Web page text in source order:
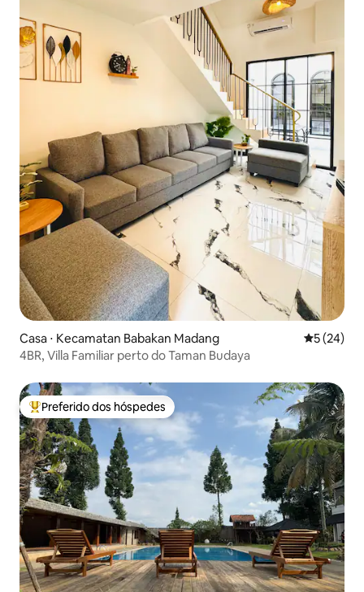
Casa ⋅ Kecamatan Babakan Madang 5 de uma
5 (24)
4BR, Villa Familiar perto do Taman Budaya
Entre os melhores preferidos dos hóspedes
Preferido dos hóspedes